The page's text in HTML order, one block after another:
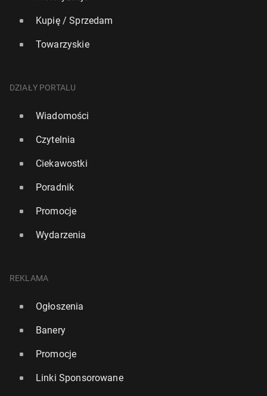
pokoleń od dzie­się­cio­le­ci
16 lipca, 11:15
Kolejny zgon zwią­za­ny z odrą w Anglii. Ponad
połowa zakażeń przy­pa­da na Londyn
11 lipca, 11:00
Kupię / Sprzedam
Towarzyskie
DZIAŁY PORTALU
Wiadomości
Czytelnia
Ciekawostki
Poradnik
Promocje
Wydarzenia
REKLAMA
Ogłoszenia
Banery
Promocje
Linki Sponsorowane